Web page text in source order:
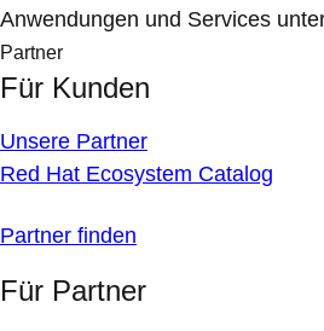
Anwendungen und Services
Partner
Für Kunden
Unsere Partner
Red Hat Ecosystem Catalog
Partner finden
Für Partner